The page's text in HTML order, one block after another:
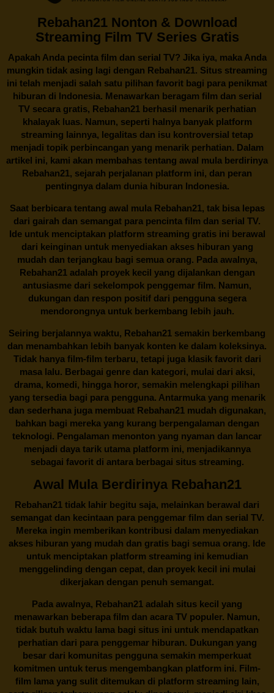
Rebahan21 Nonton & Download
Streaming Film TV Series Gratis
Apakah Anda pecinta film dan serial TV? Jika iya, maka Anda
mungkin tidak asing lagi dengan Rebahan21. Situs streaming
ini telah menjadi salah satu pilihan favorit bagi para penikmat
hiburan di Indonesia. Menawarkan beragam film dan serial
TV secara gratis, Rebahan21berhasil menarik perhatian
khalayak luas. Namun, seperti halnya banyak platform
streaming lainnya, legalitas dan isu kontroversial tetap
menjadi topik perbincangan yang menarik perhatian. Dalam
artikel ini, kami akan membahas tentang awal mula berdirinya
Rebahan21, sejarah perjalanan platform ini, dan peran
pentingnya dalam dunia hiburan Indonesia.
Saat berbicara tentang awal mula Rebahan21, tak bisa lepas
dari gairah dan semangat para pencinta film dan serial TV.
Ide untuk menciptakan platform streaming gratis ini berawal
dari keinginan untuk menyediakan akses hiburan yang
mudah dan terjangkau bagi semua orang. Pada awalnya,
Rebahan21 adalah proyek kecil yang dijalankan dengan
antusiasme dari sekelompok penggemar film. Namun,
dukungan dan respon positif dari pengguna segera
mendorongnya untuk berkembang lebih jauh.
Seiring berjalannya waktu, Rebahan21 semakin berkembang
dan menambahkan lebih banyak konten ke dalam koleksinya.
Tidak hanya film-film terbaru, tetapi juga klasik favorit dari
masa lalu. Berbagai genre dan kategori, mulai dari aksi,
drama, komedi, hingga horor, semakin melengkapi pilihan
yang tersedia bagi para pengguna. Antarmuka yang menarik
dan sederhana juga membuatRebahan21mudah digunakan,
bahkan bagi mereka yang kurang berpengalaman dengan
teknologi. Pengalaman menonton yang nyaman dan lancar
menjadi daya tarik utama platform ini, menjadikannya
sebagai favorit di antara berbagai situs streaming.
Awal Mula Berdirinya Rebahan21
Rebahan21 tidak lahir begitu saja, melainkan berawal dari
semangat dan kecintaan para penggemar film dan serial TV.
Mereka ingin memberikan kontribusi dalam menyediakan
akses hiburan yang mudah dan gratis bagi semua orang. Ide
untuk menciptakan platform streaming ini kemudian
menggelinding dengan cepat, dan proyek kecil ini mulai
dikerjakan dengan penuh semangat.
Pada awalnya, Rebahan21 adalah situs kecil yang
menawarkan beberapa film dan acara TV populer. Namun,
tidak butuh waktu lama bagi situs ini untuk mendapatkan
perhatian dari para penggemar hiburan. Dukungan yang
besar dari komunitas pengguna semakin memperkuat
komitmen untuk terus mengembangkan platform ini. Film-
film lama yang sulit ditemukan di platform streaming lain,